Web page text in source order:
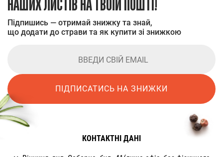
НАШИХ ЛИСТІВ НА ТВОЇЙ ПОШТІ!
Підпишись — отримай знижку та знай,
що додати до страви та як купити зі знижкою
ПІДПИСАТИСЬ НА ЗНИЖКИ
КОНТАКТНІ ДАНІ